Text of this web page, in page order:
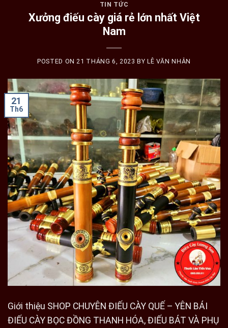
TIN TỨC
Xưởng điếu cày giá rẻ lớn nhất Việt
Nam
POSTED ON 21 THÁNG 6, 2023 BY LÊ VĂN NHÂN
21
Th6
Giới thiệu SHOP CHUYÊN ĐIẾU CÀY QUẾ – YÊN BÁI
ĐIẾU CÀY BỌC ĐỒNG THANH HÓA, ĐIẾU BÁT VÀ PHỤ